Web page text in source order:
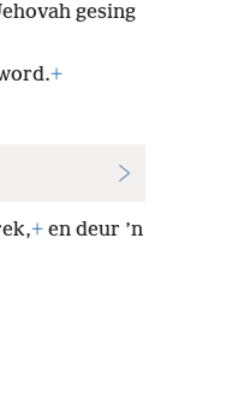
gesing
+
+en deur ’n